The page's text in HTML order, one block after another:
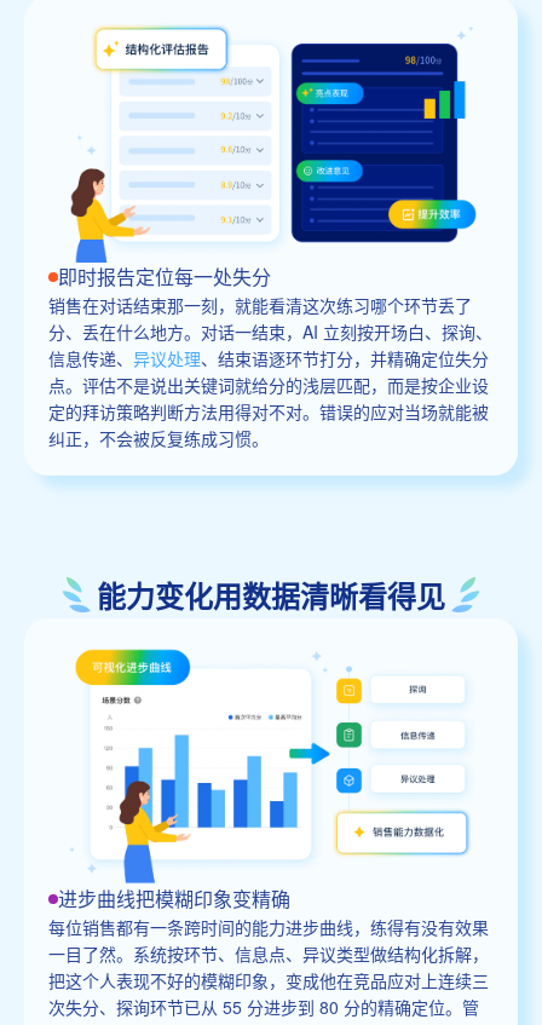
即时报告定位每一处失分
销售在对话结束那一刻，就能看清这次练习哪个环节丢了
分、丢在什么地方。对话一结束，AI 立刻按开场白、探询、
信息传递、 异议处理、结束语逐环节打分，并精确定位失分
点。评估不是说出关键词就给分的浅层匹配，而是按企业设
定的拜访策略判断方法用得对不对。错误的应对当场就能被
纠正，不会被反复练成习惯。
能力变化用数据清晰看得见
进步曲线把模糊印象变精确
每位销售都有一条跨时间的能力进步曲线，练得有没有效果
一目了然。系统按环节、信息点、异议类型做结构化拆解，
把这个人表现不好的模糊印象，变成他在竞品应对上连续三
次失分、探询环节已从 55 分进步到 80 分的精确定位。管